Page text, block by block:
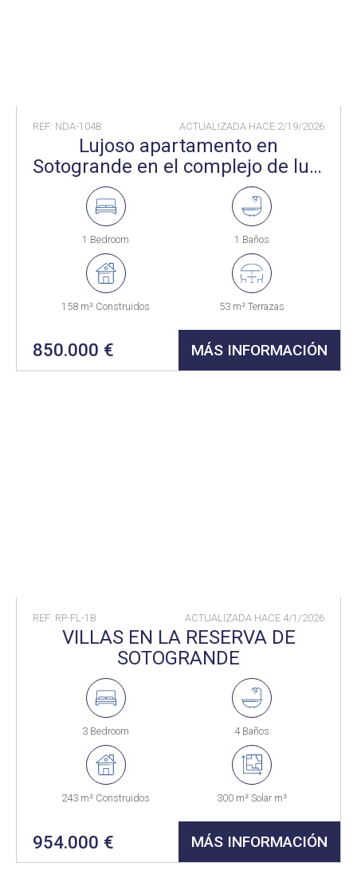
REF: NDA-104B ACTUALIZADA HACE 2/19/2026
Lujoso apartamento en
Sotogrande en el complejo de lujo
Village Verde de La Reserva de
1 Bedroom 1 Baños
158 m² Construidos 53 m² Terrazas
850.000 € MÁS INFORMACIÓN
REF: RP-FL-1B ACTUALIZADA HACE 4/1/2026
VILLAS EN LA RESERVA DE
SOTOGRANDE
3 Bedroom 4 Baños
243 m² Construidos 300 m² Solar m²
954.000 € MÁS INFORMACIÓN